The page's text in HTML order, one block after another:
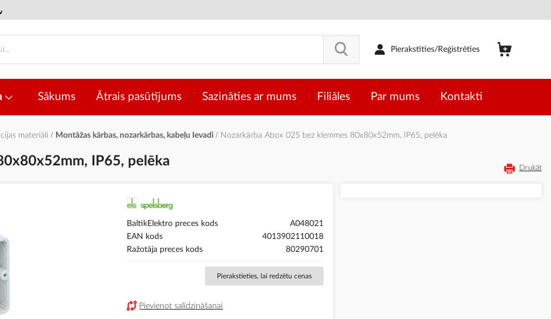
Pierakstīties/Reģistrēties
Sākums Ātrais pasūtījums Sazināties ar mums Filiāles Par mums Kontakti
materiāli Montāžas kārbas, nozarkārbas, kabeļu Ievadi Nozarkārba Abox 025 bez klemmes 80x80x52mm, IP65, pelēka
IP65, pelēka Drukāt
BaltikElektro preces kods
A048021
EAN kods
4013902110018
Ražotāja preces kods
80290701
Pierakstieties, lai redzētu cenas
Pievienot salīdzināšanai